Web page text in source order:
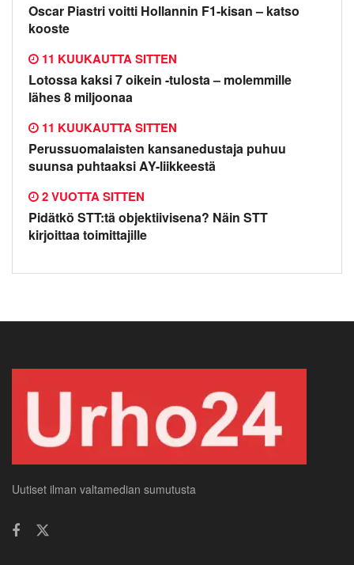
Oscar Piastri voitti Hollannin F1-kisan – katso
kooste
Lotossa kaksi 7 oikein -tulosta – molemmille
lähes 8 miljoonaa
11 KUUKAUTTA SITTEN
Perussuomalaisten kansanedustaja puhuu
suunsa puhtaaksi AY-liikkeestä
11 KUUKAUTTA SITTEN
Pidätkö STT:tä objektiivisena? Näin STT
kirjoittaa toimittajille
2 VUOTTA SITTEN
Uutiset ilman valtamedian sumutusta